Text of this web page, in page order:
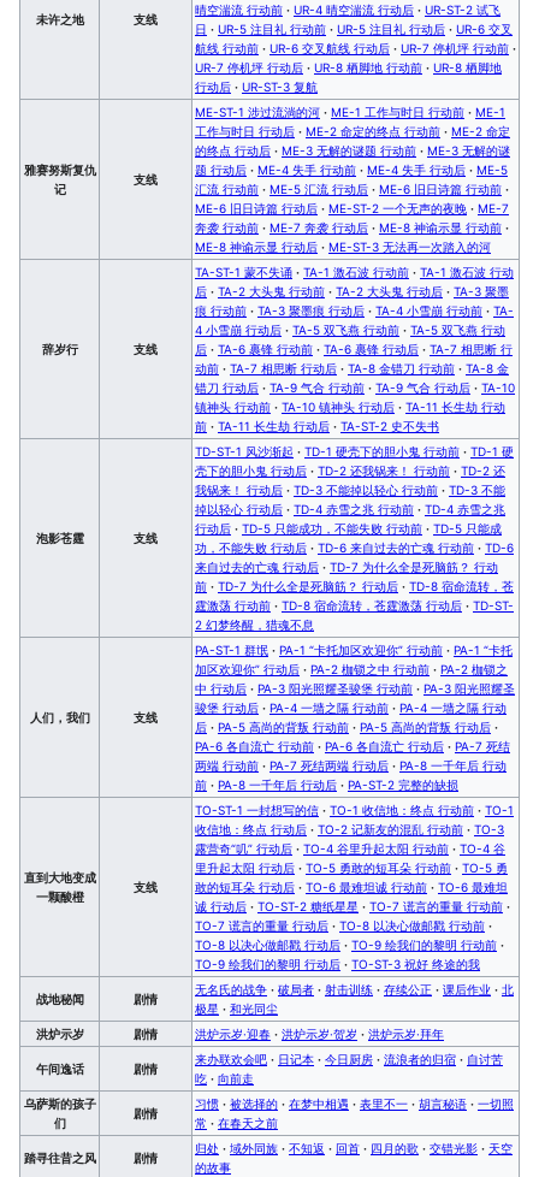
未许之地 支线
晴空湍流 行动前 · UR-4 晴空湍流 行动后 · UR-ST-2 试飞
日 · UR-5 注目礼 行动前 · UR-5 注目礼 行动后 · UR-6 交叉
航线 行动前 · UR-6 交叉航线 行动后 · UR-7 停机坪 行动前 ·
UR-7 停机坪 行动后 · UR-8 栖脚地 行动前 · UR-8 栖脚地
行动后 · UR-ST-3 复航
雅赛努斯复仇
记
支线
ME-ST-1 涉过流淌的河 · ME-1 工作与时日 行动前 · ME-1
工作与时日 行动后 · ME-2 命定的终点 行动前 · ME-2 命定
的终点 行动后 · ME-3 无解的谜题 行动前 · ME-3 无解的谜
题 行动后 · ME-4 失手 行动前 · ME-4 失手 行动后 · ME-5
汇流 行动前 · ME-5 汇流 行动后 · ME-6 旧日诗篇 行动前 ·
ME-6 旧日诗篇 行动后 · ME-ST-2 一个无声的夜晚 · ME-7
奔袭 行动前 · ME-7 奔袭 行动后 · ME-8 神谕示显 行动前 ·
ME-8 神谕示显 行动后 · ME-ST-3 无法再一次踏入的河
辞岁行 支线
TA-ST-1 蒙不失诵 · TA-1 激石波 行动前 · TA-1 激石波 行动
后 · TA-2 大头鬼 行动前 · TA-2 大头鬼 行动后 · TA-3 聚墨
痕 行动前 · TA-3 聚墨痕 行动后 · TA-4 小雪崩 行动前 · TA-
4 小雪崩 行动后 · TA-5 双飞燕 行动前 · TA-5 双飞燕 行动
后 · TA-6 裹锋 行动前 · TA-6 裹锋 行动后 · TA-7 相思断 行
动前 · TA-7 相思断 行动后 · TA-8 金错刀 行动前 · TA-8 金
错刀 行动后 · TA-9 气合 行动前 · TA-9 气合 行动后 · TA-10
镇神头 行动前 · TA-10 镇神头 行动后 · TA-11 长生劫 行动
前 · TA-11 长生劫 行动后 · TA-ST-2 史不失书
泡影苍霆 支线
TD-ST-1 风沙渐起 · TD-1 硬壳下的胆小鬼 行动前 · TD-1 硬
壳下的胆小鬼 行动后 · TD-2 还我锅来！ 行动前 · TD-2 还
我锅来！ 行动后 · TD-3 不能掉以轻心 行动前 · TD-3 不能
掉以轻心 行动后 · TD-4 赤雪之兆 行动前 · TD-4 赤雪之兆
行动后 · TD-5 只能成功，不能失败 行动前 · TD-5 只能成
功，不能失败 行动后 · TD-6 来自过去的亡魂 行动前 · TD-6
来自过去的亡魂 行动后 · TD-7 为什么全是死脑筋？ 行动
前 · TD-7 为什么全是死脑筋？ 行动后 · TD-8 宿命流转，苍
霆激荡 行动前 · TD-8 宿命流转，苍霆激荡 行动后 · TD-ST-
2 幻梦终醒，猎魂不息
人们，我们 支线
PA-ST-1 群氓 · PA-1 “卡托加区欢迎你” 行动前 · PA-1 “卡托
加区欢迎你” 行动后 · PA-2 枷锁之中 行动前 · PA-2 枷锁之
中 行动后 · PA-3 阳光照耀圣骏堡 行动前 · PA-3 阳光照耀圣
骏堡 行动后 · PA-4 一墙之隔 行动前 · PA-4 一墙之隔 行动
后 · PA-5 高尚的背叛 行动前 · PA-5 高尚的背叛 行动后 ·
PA-6 各自流亡 行动前 · PA-6 各自流亡 行动后 · PA-7 死结
两端 行动前 · PA-7 死结两端 行动后 · PA-8 一千年后 行动
前 · PA-8 一千年后 行动后 · PA-ST-2 完整的缺损
直到大地变成
一颗酸橙
支线
TO-ST-1 一封想写的信 · TO-1 收信地：终点 行动前 · TO-1
收信地：终点 行动后 · TO-2 记新友的混乱 行动前 · TO-3
露营奇“叽” 行动后 · TO-4 谷里升起太阳 行动前 · TO-4 谷
里升起太阳 行动后 · TO-5 勇敢的短耳朵 行动前 · TO-5 勇
敢的短耳朵 行动后 · TO-6 最难坦诚 行动前 · TO-6 最难坦
诚 行动后 · TO-ST-2 糖纸星星 · TO-7 谎言的重量 行动前 ·
TO-7 谎言的重量 行动后 · TO-8 以决心做邮戳 行动前 ·
TO-8 以决心做邮戳 行动后 · TO-9 绘我们的黎明 行动前 ·
TO-9 绘我们的黎明 行动后 · TO-ST-3 祝好 终途的我
战地秘闻 剧情
无名氏的战争 · 破局者 · 射击训练 · 存续公正 · 课后作业 · 北
极星 · 和光同尘
洪炉示岁
剧情 洪炉示岁·迎春 · 洪炉示岁·贺岁 · 洪炉示岁·拜年
午间逸话 剧情
来办联欢会吧 · 日记本 · 今日厨房 · 流浪者的归宿 · 自讨苦
吃 · 向前走
乌萨斯的孩子
们
剧情
习惯 · 被选择的 · 在梦中相遇 · 表里不一 · 胡言秘语 · 一切照
常 · 在春天之前
踏寻往昔之风 剧情
归处 · 域外同族 · 不知返 · 回首 · 四月的歌 · 交错光影 · 天空
的故事